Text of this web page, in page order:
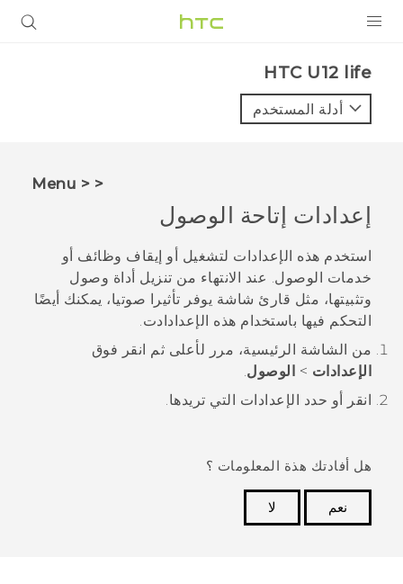
VIVE
VIVERSE
البرامج + التطبيقات
الدعم
أجهزة HTC والملحقات
HTC U12 life‎
أدلة المستخدم
< < Menu
إعدادات إتاحة الوصول
استخدم هذه الإعدادات لتشغيل أو إيقاف وظائف أو
خدمات الوصول. عند الانتهاء من تنزيل أداة وصول
وتثبيتها، مثل قارئ شاشة يوفر تأثيرا صوتيا، يمكنك أيضًا
التحكم فيها باستخدام هذه الإعدادادت.
من الشاشة
الرئيسية، مرر لأعلى ثم انقر فوق
الإعدادات > الوصول.
انقر أو حدد الإعدادات التي تريدها.
هل أفادتك هذة المعلومات ؟
نعم
لا